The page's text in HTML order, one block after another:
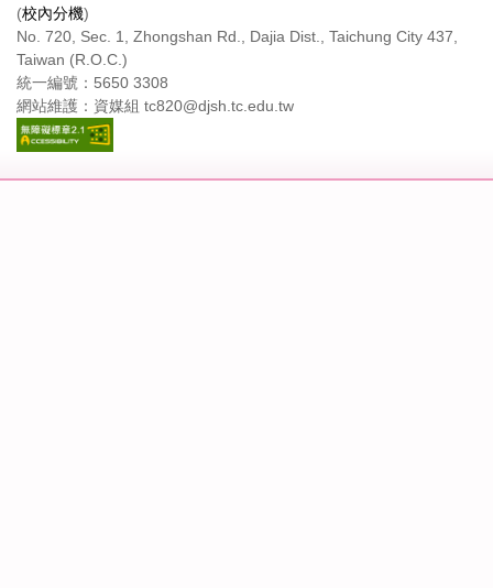
(校內分機)
No. 720, Sec. 1, Zhongshan Rd., Dajia Dist., Taichung City 437,
Taiwan (R.O.C.)
統一編號：5650 3308
網站維護：資媒組 tc820@djsh.tc.edu.tw